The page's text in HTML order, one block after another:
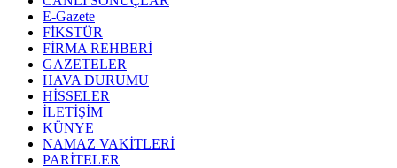
E-Gazete
FİKSTÜR
FİRMA REHBERİ
GAZETELER
HAVA DURUMU
HİSSELER
İLETİŞİM
KÜNYE
NAMAZ VAKİTLERİ
PARİTELER